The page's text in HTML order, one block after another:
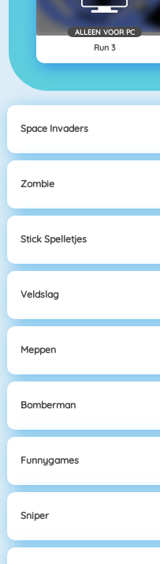
ALLEEN VOOR PC
Run 3
Space Invaders
Zombie
Stick Spelletjes
Veldslag
Meppen
Bomberman
Funnygames
Sniper